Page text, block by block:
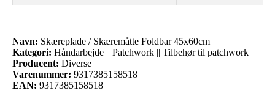
Navn: Skæreplade / Skæremåtte Foldbar 45x60cm
Kategori: Håndarbejde || Patchwork || Tilbehør til patchwork
Producent: Diverse
Varenummer: 9317385158518
EAN: 9317385158518